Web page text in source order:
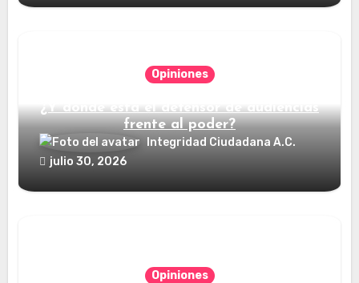
Opiniones
¿Y dónde está el defensor de audiencias
frente al poder?
Integridad Ciudadana A.C.
julio 30, 2026
Opiniones